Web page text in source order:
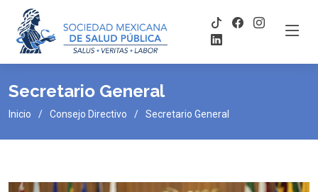
Secretario General
Inicio Consejo Directivo Secretario General